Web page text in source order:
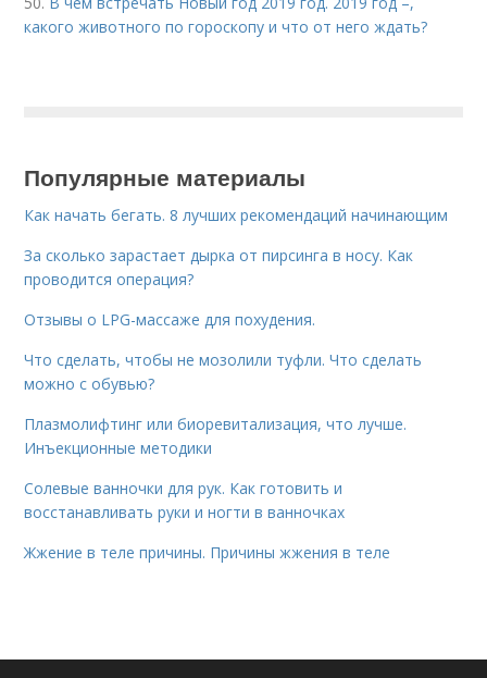
какого животного по гороскопу и что от него ждать?
Популярные материалы
Как начать бегать. 8 лучших рекомендаций начинающим
За сколько зарастает дырка от пирсинга в носу. Как
проводится операция?
Отзывы о LPG-массаже для похудения.
Что сделать, чтобы не мозолили туфли. Что сделать
можно с обувью?
Плазмолифтинг или биоревитализация, что лучше.
Инъекционные методики
Солевые ванночки для рук. Как готовить и
восстанавливать руки и ногти в ванночках
Жжение в теле причины. Причины жжения в теле